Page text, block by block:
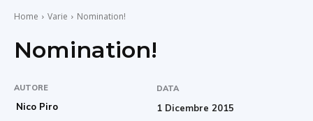
Home Varie Nomination!
Nomination!
AUTORE
Nico Piro
DATA
1 Dicembre 2015